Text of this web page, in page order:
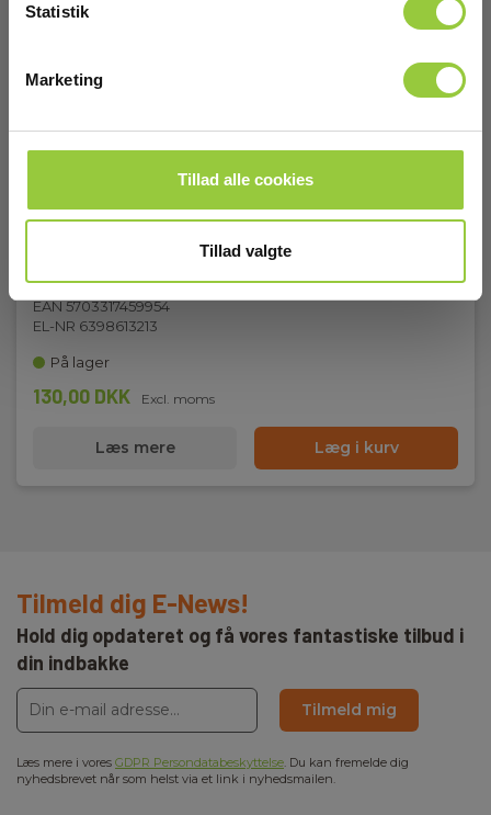
Statistik
Marketing
Tillad alle cookies
Tillad valgte
Prøveledning - 2711, rød, 200cm
EAN 5703317459954
EL-NR 6398613213
På lager
130,00 DKK Excl. moms
Læs mere Læg i kurv
Tilmeld dig E-News!
Hold dig opdateret og få vores fantastiske tilbud i
din indbakke
Tilmeld mig
Læs mere i vores GDPR Persondatabeskyttelse. Du kan fremelde dig
nyhedsbrevet når som helst via et link i nyhedsmailen.